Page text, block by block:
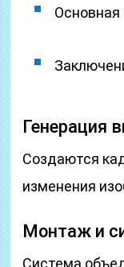
Основная
Генерация
Создаются
изменения
Монтаж и
Система